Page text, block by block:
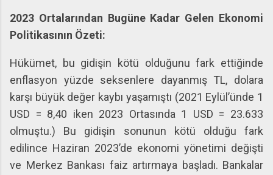
2023 Ortalarından Bugüne Kadar Gelen Ekonomi
Politikasının Özeti:
Hükümet, bu gidişin kötü olduğunu fark ettiğinde
enflasyon yüzde seksenlere dayanmış TL, dolara
karşı büyük değer kaybı yaşamıştı (2021 Eylül’ünde 1
USD = 8,40 iken 2023 Ortasında 1 USD = 23.633
olmuştu.) Bu gidişin sonunun kötü olduğu fark
edilince Haziran 2023’de ekonomi yönetimi değişti
ve Merkez Bankası faiz artırmaya başladı. Bankalar